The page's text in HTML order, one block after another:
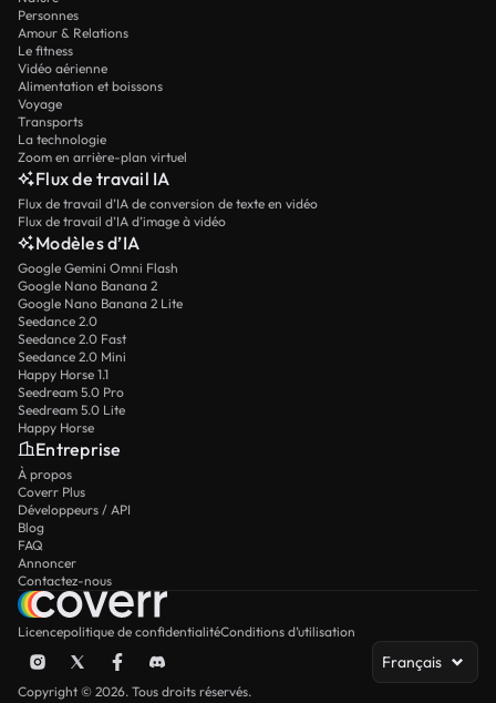
Personnes
Amour & Relations
Le fitness
Vidéo aérienne
Alimentation et boissons
Voyage
Transports
La technologie
Zoom en arrière-plan virtuel
Flux de travail IA
Flux de travail d’IA de conversion de texte en vidéo
Flux de travail d’IA d’image à vidéo
Modèles d’IA
Google Gemini Omni Flash
Google Nano Banana 2
Google Nano Banana 2 Lite
Seedance 2.0
Seedance 2.0 Fast
Seedance 2.0 Mini
Happy Horse 1.1
Seedream 5.0 Pro
Seedream 5.0 Lite
Happy Horse
Entreprise
À propos
Coverr Plus
Développeurs / API
Blog
FAQ
Annoncer
Contactez-nous
Licencepolitique de confidentialitéConditions d’utilisation
Français
Copyright © 2026. Tous droits réservés.